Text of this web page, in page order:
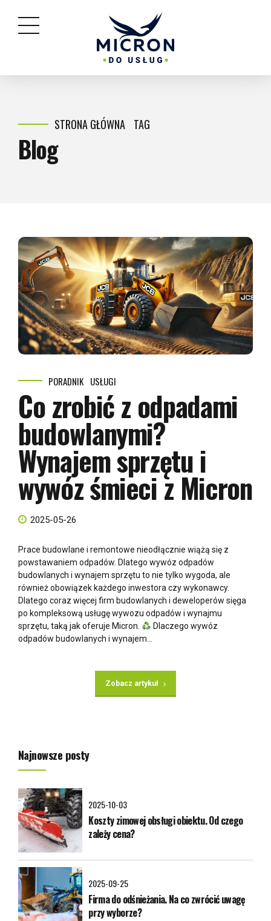
STRONA GŁÓWNA TAG
Blog
PORADNIK USŁUGI
Co zrobić z odpadami
budowlanymi?
Wynajem sprzętu i
wywóz śmieci z Micron
2025-05-26
Prace budowlane i remontowe nieodłącznie wiążą się z
powstawaniem odpadów. Dlatego wywóz odpadów
budowlanych i wynajem sprzętu to nie tylko wygoda, ale
również obowiązek każdego inwestora czy wykonawcy.
Dlatego coraz więcej firm budowlanych i deweloperów sięga
po kompleksową usługę wywozu odpadów i wynajmu
sprzętu, taką jak oferuje Micron.
Dlaczego wywóz
odpadów budowlanych i wynajem...
Zobacz artykuł
Najnowsze posty
2025-10-03
Koszty zimowej obsługi obiektu. Od czego
zależy cena?
2025-09-25
Firma do odśnieżania. Na co zwrócić uwagę
przy wyborze?